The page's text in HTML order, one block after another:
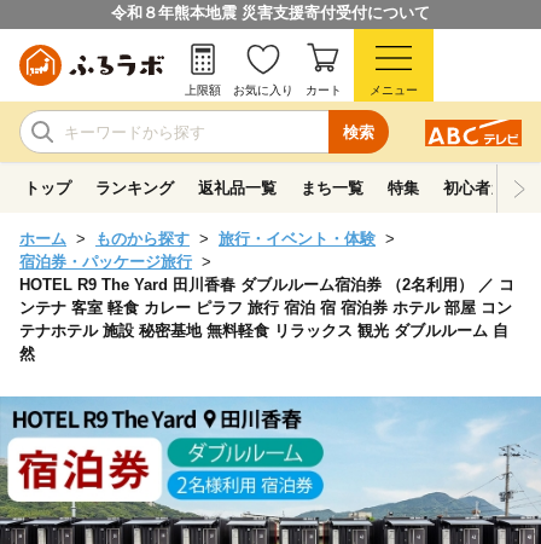
令和８年熊本地震 災害支援寄付受付について
検索
上限額 お気に入り カート メニュー
トップ ランキング 返礼品一覧 まち一覧 特集 初心者ガイド
ホーム ものから探す
旅行・イベント・体験
宿泊券・パッケージ旅行
HOTEL R9 The Yard 田川香春 ダブルルーム宿泊券 （2名利用） ／ コ
ンテナ 客室 軽食 カレー ピラフ 旅行 宿泊 宿 宿泊券 ホテル 部屋 コン
テナホテル 施設 秘密基地 無料軽食 リラックス 観光 ダブルルーム 自
然